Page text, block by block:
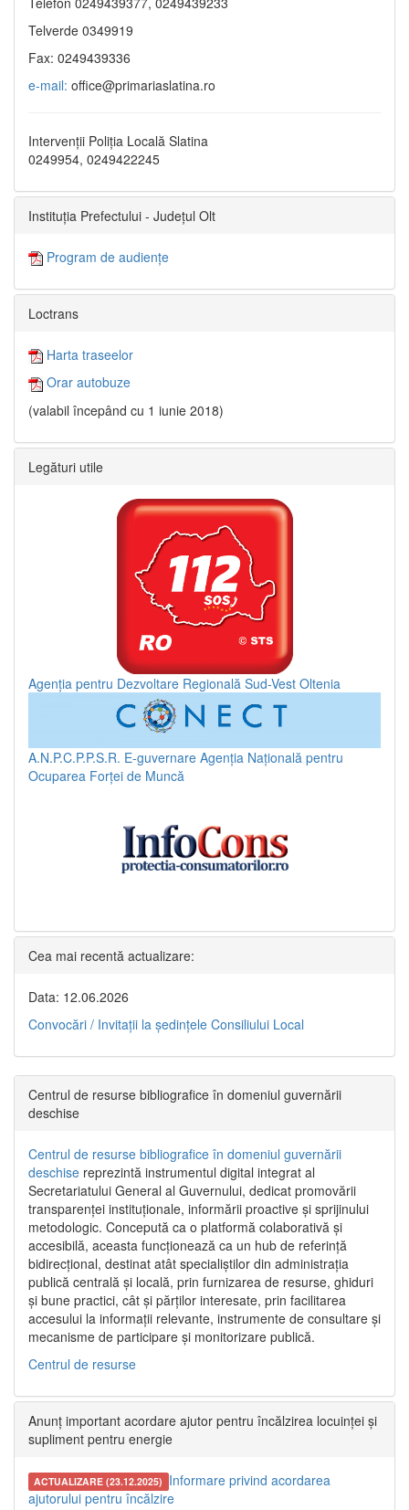
Telverde 0349919
Fax: 0249439336
e-mail: office@primariaslatina.ro
Intervenții Poliția Locală Slatina
0249954, 0249422245
Instituția Prefectului - Județul Olt
Program de audiențe
Loctrans
Harta traseelor
Orar autobuze
(valabil începând cu 1 iunie 2018)
Legături utile
Agenția pentru Dezvoltare Regională Sud-Vest Oltenia
A.N.P.C.P.P.S.R. E-guvernare Agenția Națională pentru
Ocuparea Forței de Muncă
Cea mai recentă actualizare:
Data: 12.06.2026
Convocări / Invitaţii la şedinţele Consiliului Local
Centrul de resurse bibliografice în domeniul guvernării
deschise
Centrul de resurse bibliografice în domeniul guvernării
deschise reprezintă instrumentul digital integrat al
Secretariatului General al Guvernului, dedicat promovării
transparenței instituționale, informării proactive și sprijinului
metodologic. Concepută ca o platformă colaborativă și
accesibilă, aceasta funcționează ca un hub de referință
bidirecțional, destinat atât specialiștilor din administrația
publică centrală și locală, prin furnizarea de resurse, ghiduri
și bune practici, cât și părților interesate, prin facilitarea
accesului la informații relevante, instrumente de consultare și
mecanisme de participare și monitorizare publică.
Centrul de resurse
Anunț important acordare ajutor pentru încălzirea locuinței și
supliment pentru energie
ACTUALIZARE (23.12.2025) Informare privind acordarea
ajutorului pentru încălzire